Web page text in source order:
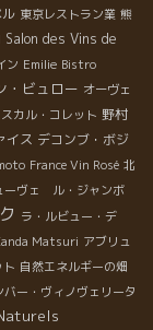
東京レストラン業 熊
Salon des Vins de
ン Emilie Bistro
・ビュロー オーヴェ
カル・コレット 野村
イス デコンブ・ボジ
France Vin Rosé 北
ーヴェ ル・ジャンボ
ラ・ルビュー・デ
Matsuri アブリュ
自然エネルギーの畑
バー・ヴィノヴェリータ